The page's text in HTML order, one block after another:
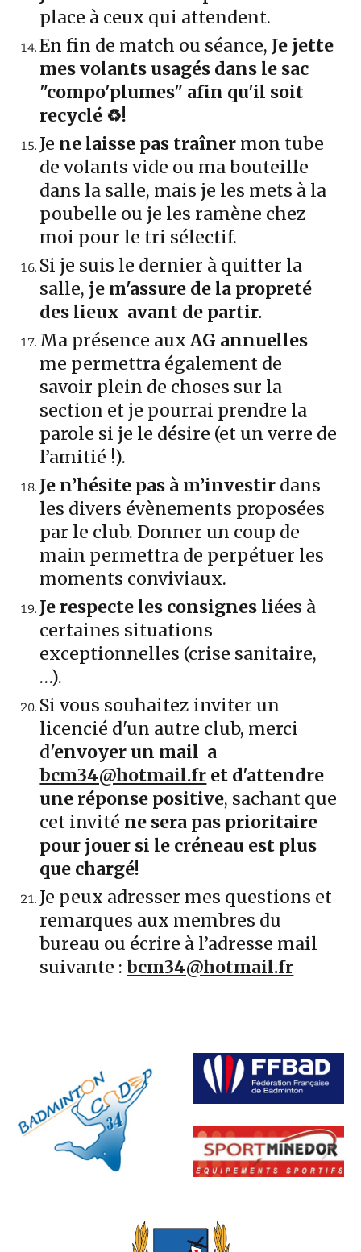
place à ceux qui attendent.
En fin de match ou séance, Je jette
mes volants usagés dans le sac
"compo'plumes" afin qu'il soit
recyclé ♻️!
Je ne laisse pas traîner mon tube
de volants vide ou ma bouteille
dans la salle, mais je les mets à la
poubelle ou je les ramène chez
moi pour le tri sélectif.
Si je suis le dernier à quitter la
salle, je m'assure de la propreté
des lieux avant de partir.
Ma présence auxAG annuelles
me permettra également de
savoir plein de choses sur la
section et je pourrai prendre la
parole si je le désire (et un verre de
l’amitié !).
Je n’hésite pas à m’investir dans
les divers évènements proposées
par le club. Donner un coup de
main permettra de perpétuer les
moments conviviaux.
Je respecte les consignes liées à
certaines situations
exceptionnelles (crise sanitaire,
…).
Si vous souhaitez inviter un
licencié d'un autre club, merci
d'envoyer un mail a
bcm34@hotmail.fr et d'attendre
une réponse positive, sachant que
cet invité ne sera pas prioritaire
pour jouer si le créneau est plus
que chargé!
Je peux adresser mes questions et
remarques aux membres du
bureau ou écrire à l’adresse mail
suivante : bcm34@hotmail.fr